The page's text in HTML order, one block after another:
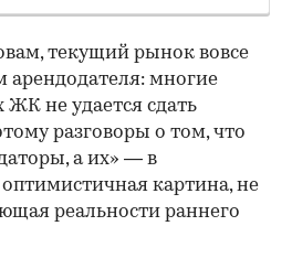
текущий рынок вовсе
арендодателя: многие
не удается сдать
разговоры о том, что
а их» — в
картина, не
реальности раннего